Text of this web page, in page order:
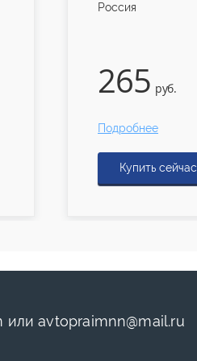
Россия
265 руб.
Подробнее
Купить сейчас
илиavtopraimnn@mail.ru